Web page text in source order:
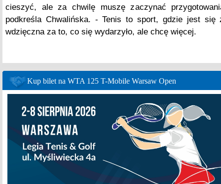
cieszyć, ale za chwilę muszę zaczynać
podkreśla Chwalińska. - Tenis to sport, gdzie jest się
wdzięczna za to, co się wydarzyło, ale chcę więcej.
Kup bilet na WTA 125 T-Mobile Warsaw Open